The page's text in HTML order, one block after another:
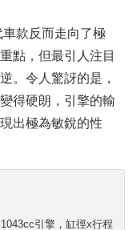
款反而走向了極
點，但最引人注目
。令人驚訝的是，
得硬朗，引擎的輸
出極為敏銳的性
引擎，缸徑x行程